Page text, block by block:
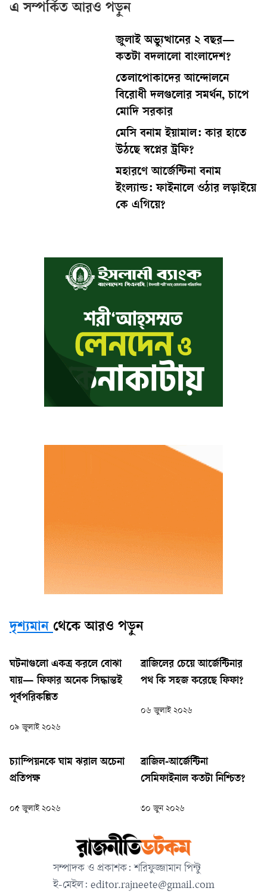
এ সম্পর্কিত আরও পড়ুন
জুলাই অভ্যুত্থানের ২ বছর—
কতটা বদলালো বাংলাদেশ?
তেলাপোকাদের আন্দোলনে
বিরোধী দলগুলোর সমর্থন, চাপে
মোদি সরকার
মেসি বনাম ইয়ামাল: কার হাতে
উঠছে স্বপ্নের ট্রফি?
মহারণে আর্জেন্টিনা বনাম
ইংল্যান্ড: ফাইনালে ওঠার লড়াইয়ে
কে এগিয়ে?
দৃশ্যমান থেকে আরও পড়ুন
ঘটনাগুলো একত্র করলে বোঝা
যায়— ফিফার অনেক সিদ্ধান্তই
পূর্বপরিকল্পিত
০৯ জুলাই ২০২৬
ব্রাজিলের চেয়ে আর্জেন্টিনার
পথ কি সহজ করেছে ফিফা?
০৬ জুলাই ২০২৬
চ্যাম্পিয়নকে ঘাম ঝরাল অচেনা
প্রতিপক্ষ
০৫ জুলাই ২০২৬
ব্রাজিল-আর্জেন্টিনা
সেমিফাইনাল কতটা নিশ্চিত?
৩০ জুন ২০২৬
সম্পাদক ও প্রকাশক: শরিফুজ্জামান পিন্টু
ই-মেইল: editor.rajneete@gmail.com